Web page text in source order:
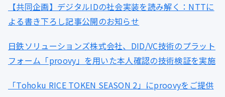
【共同企画】デジタルIDの社会実装を読み解く：NTTに
よる書き下ろし記事公開のお知らせ
日鉄ソリューションズ株式会社、DID/VC技術のプラット
フォーム「proovy」を用いた本人確認の技術検証を実施
「Tohoku RICE TOKEN SEASON 2」にproovyをご提供